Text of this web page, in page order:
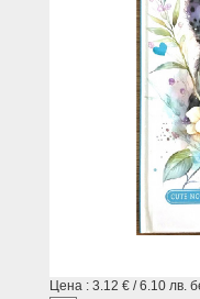
Цена : 3.12 € / 6.10 лв.